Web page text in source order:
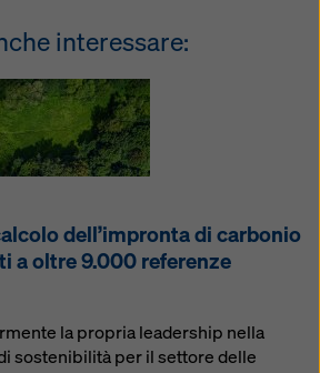
interessare:
dell’impronta di carbonio
a oltre 9.000 referenze
la propria leadership nella
sostenibilità per il settore delle